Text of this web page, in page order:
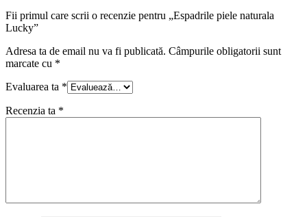
Fii primul care scrii o recenzie pentru „Espadrile piele naturala
Lucky”
Adresa ta de email nu va fi publicată. Câmpurile obligatorii sunt
marcate cu *
Evaluarea ta *
Recenzia ta *